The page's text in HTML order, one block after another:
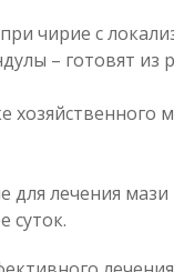
чирие с
– готовят из
хозяйственного
лечения
суток.